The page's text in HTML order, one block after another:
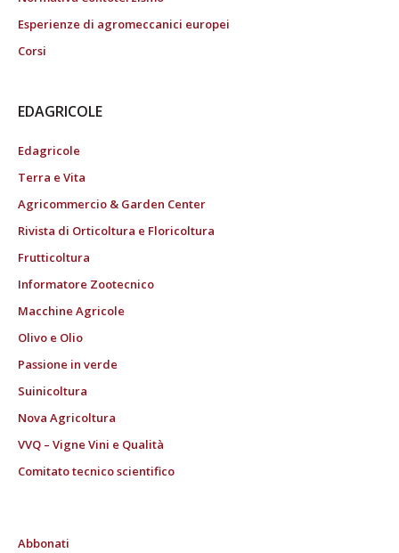
Esperienze di agromeccanici europei
Corsi
EDAGRICOLE
Edagricole
Terra e Vita
Agricommercio & Garden Center
Rivista di Orticoltura e Floricoltura
Frutticoltura
Informatore Zootecnico
Macchine Agricole
Olivo e Olio
Passione in verde
Suinicoltura
Nova Agricoltura
VVQ – Vigne Vini e Qualità
Comitato tecnico scientifico
Abbonati